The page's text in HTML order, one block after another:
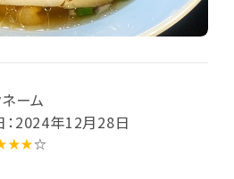
ーム
：2024年12月28日
☆